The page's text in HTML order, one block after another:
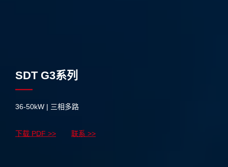
SDT G3系列
36-50kW | 三相多路
下载 PDF >> 联系 >>